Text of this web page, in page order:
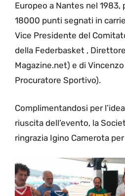
Europeo a Nantes nel
18000 punti segnati in
Vice Presidente del
della Federbasket ,
Magazine.net) e di
Procuratore Sportivo).
Complimentandosi per
riuscita dell’evento, la
ringrazia Igino Camerota per